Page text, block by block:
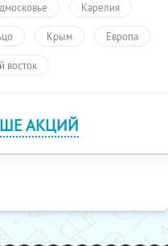
Карелия
Крым Европа
восток
АКЦИЙ